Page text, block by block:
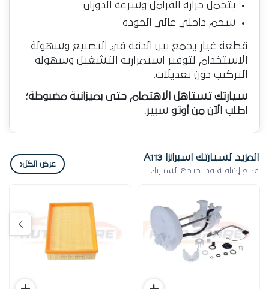
يتحمل حرارة الفرامل وسرعة الدوران
شحم داخلي عالي الجودة
قطعة غيار يجمع بين الدقة في التصنيع وسهولة
الاستخدام لتوفير استمرارية التشغيل وسهولة
التركيب دون تعديلات.
سيارتك تستاهل الاهتمام حتى بميزانية مضبوطة؛
اطلب الآن من أوتو سبير.
المزيد لسيارتك اسبرانزا A113
قطع إضافية قد تحتاجها لسيارتك
عرض الكل‹